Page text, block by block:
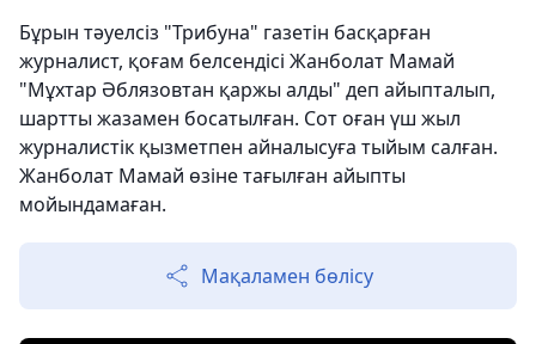
Бұрын тәуелсіз "Трибуна" газетін басқарған
журналист, қоғам белсендісі Жанболат Мамай
"Мұхтар Әблязовтан қаржы алды" деп айыпталып,
шартты жазамен босатылған. Сот оған үш жыл
журналистік қызметпен айналысуға тыйым салған.
Жанболат Мамай өзіне тағылған айыпты
мойындамаған. ​
Мақаламен бөлісу